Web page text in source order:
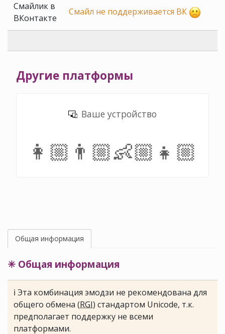
Смайлик в
ВКонтакте
Смайл не поддерживается ВК
Другие платформы
Ваше устройство
👩🏼‍👨🏼‍👶🏼‍👧🏼
Общая информация
✳ Общая информация
ℹ Эта комбинация эмодзи не рекомендована для
общего обмена (RGI) стандартом Unicode, т.к.
предполагает поддержку не всеми
платформами.